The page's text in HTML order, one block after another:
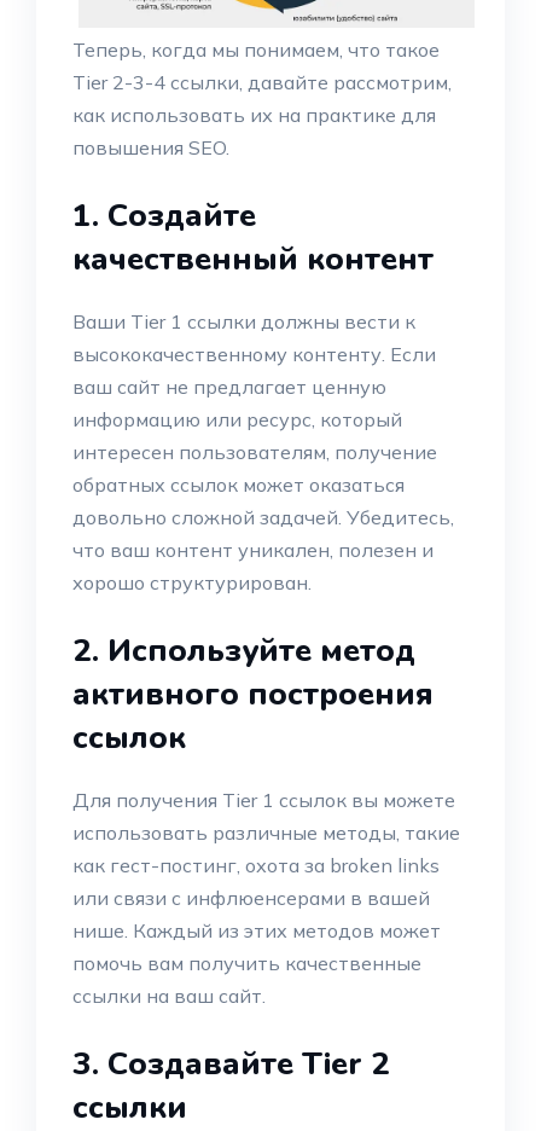
Теперь, когда мы понимаем, что такое
Tier 2-3-4 ссылки, давайте рассмотрим,
как использовать их на практике для
повышения SEO.
1. Создайте
качественный контент
Ваши Tier 1 ссылки должны вести к
высококачественному контенту. Если
ваш сайт не предлагает ценную
информацию или ресурс, который
интересен пользователям, получение
обратных ссылок может оказаться
довольно сложной задачей. Убедитесь,
что ваш контент уникален, полезен и
хорошо структурирован.
2. Используйте метод
активного построения
ссылок
Для получения Tier 1 ссылок вы можете
использовать различные методы, такие
как гест-постинг, охота за broken links
или связи с инфлюенсерами в вашей
нише. Каждый из этих методов может
помочь вам получить качественные
ссылки на ваш сайт.
3. Создавайте Tier 2
ссылки